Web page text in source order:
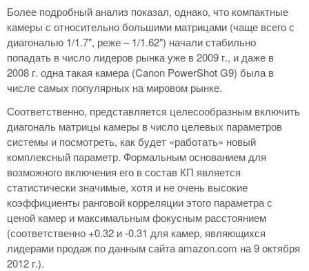
Более подробный анализ показал, однако, что компактные
камеры с относительно большими матрицами (чаще всего с
диагональю 1/1.7", реже – 1/1.62") начали стабильно
попадать в число лидеров рынка уже в 2009 г., и даже в
2008 г. одна такая камера (Canon PowerShot G9) была в
числе самых популярных на мировом рынке.
Соответственно, представляется целесообразным включить
диагональ матрицы камеры в число целевых параметров
системы и посмотреть, как будет «работать» новый
комплексный параметр. Формальным основанием для
возможного включения его в состав КП является
статистически значимые, хотя и не очень высокие
коэффициенты ранговой корреляции этого параметра с
ценой камер и максимальным фокусным расстоянием
(соответственно +0.32 и -0.31 для камер, являющихся
лидерами продаж по данным сайта amazon.com на 9 октября
2012 г.).